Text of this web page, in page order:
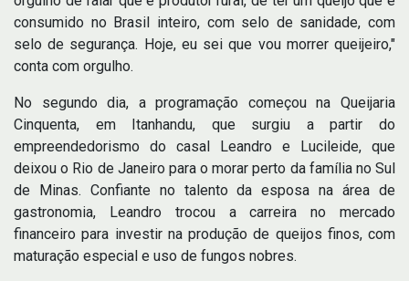
consumido no Brasil inteiro, com selo de sanidade, com
selo de segurança. Hoje, eu sei que vou morrer queijeiro,"
conta com orgulho.
No segundo dia, a programação começou na Queijaria
Cinquenta, em Itanhandu, que surgiu a partir do
empreendedorismo do casal Leandro e Lucileide, que
deixou o Rio de Janeiro para o morar perto da família no Sul
de Minas. Confiante no talento da esposa na área de
gastronomia, Leandro trocou a carreira no mercado
financeiro para investir na produção de queijos finos, com
maturação especial e uso de fungos nobres.